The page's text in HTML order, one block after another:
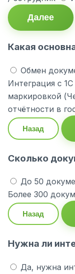
Далее
Какая
Обмен
Интеграция с 1С
маркировкой
отчётности в
Назад
Сколько
До 50
Более 300
Назад
Нужна ли
Да, нужна